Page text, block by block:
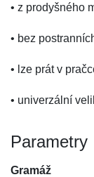
• z prodyšného
• bez
• lze prát v
• univerzální
Parametry
Gramáž